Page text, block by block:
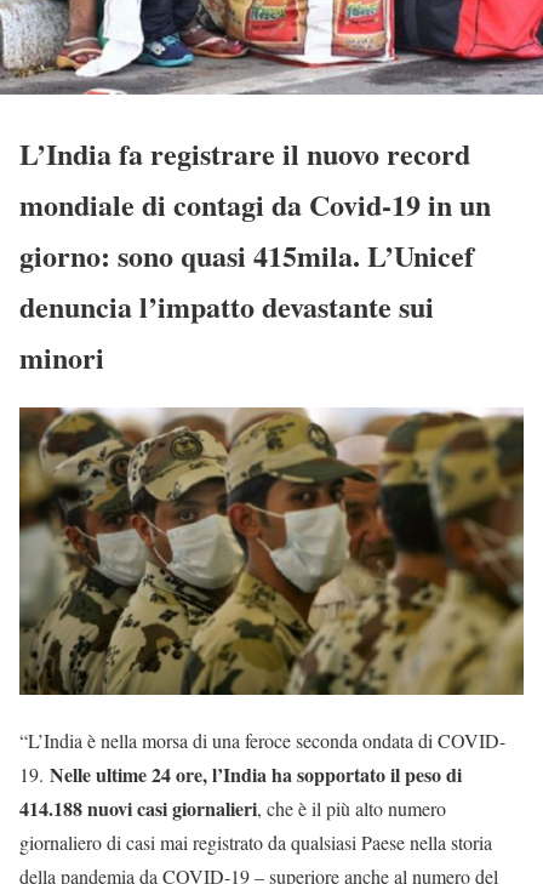
L’India fa registrare il nuovo record
mondiale di contagi da Covid-19 in un
giorno: sono quasi 415mila. L’Unicef
denuncia l’impatto devastante sui
minori
“L’India è nella morsa di una feroce seconda ondata di COVID-
19. Nelle ultime 24 ore, l’India ha sopportato il peso di
414.188 nuovi casi giornalieri, che è il più alto numero
giornaliero di casi mai registrato da qualsiasi Paese nella storia
della pandemia da COVID-19 – superiore anche al numero del